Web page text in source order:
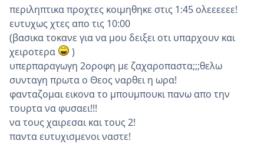
περιληπτικα προχτες κοιμηθηκε στις 1:45 ολεεεεεε!
ευτυχως χτες απο τις 10:00
(βασικα τοκανε για να μου δειξει οτι υπαρχουν και
χειροτερα
)
υπερπαραγωγη 2οροφη με ζαχαροπαστα;;;θελω
συνταγη πρωτα ο Θεος ναρθει η ωρα!
φανταζομαι εικονα το μπουμπουκι πανω απο την
τουρτα να φυσαει!!!
να τους χαιρεσαι και τους 2!
παντα ευτυχισμενοι ναστε!